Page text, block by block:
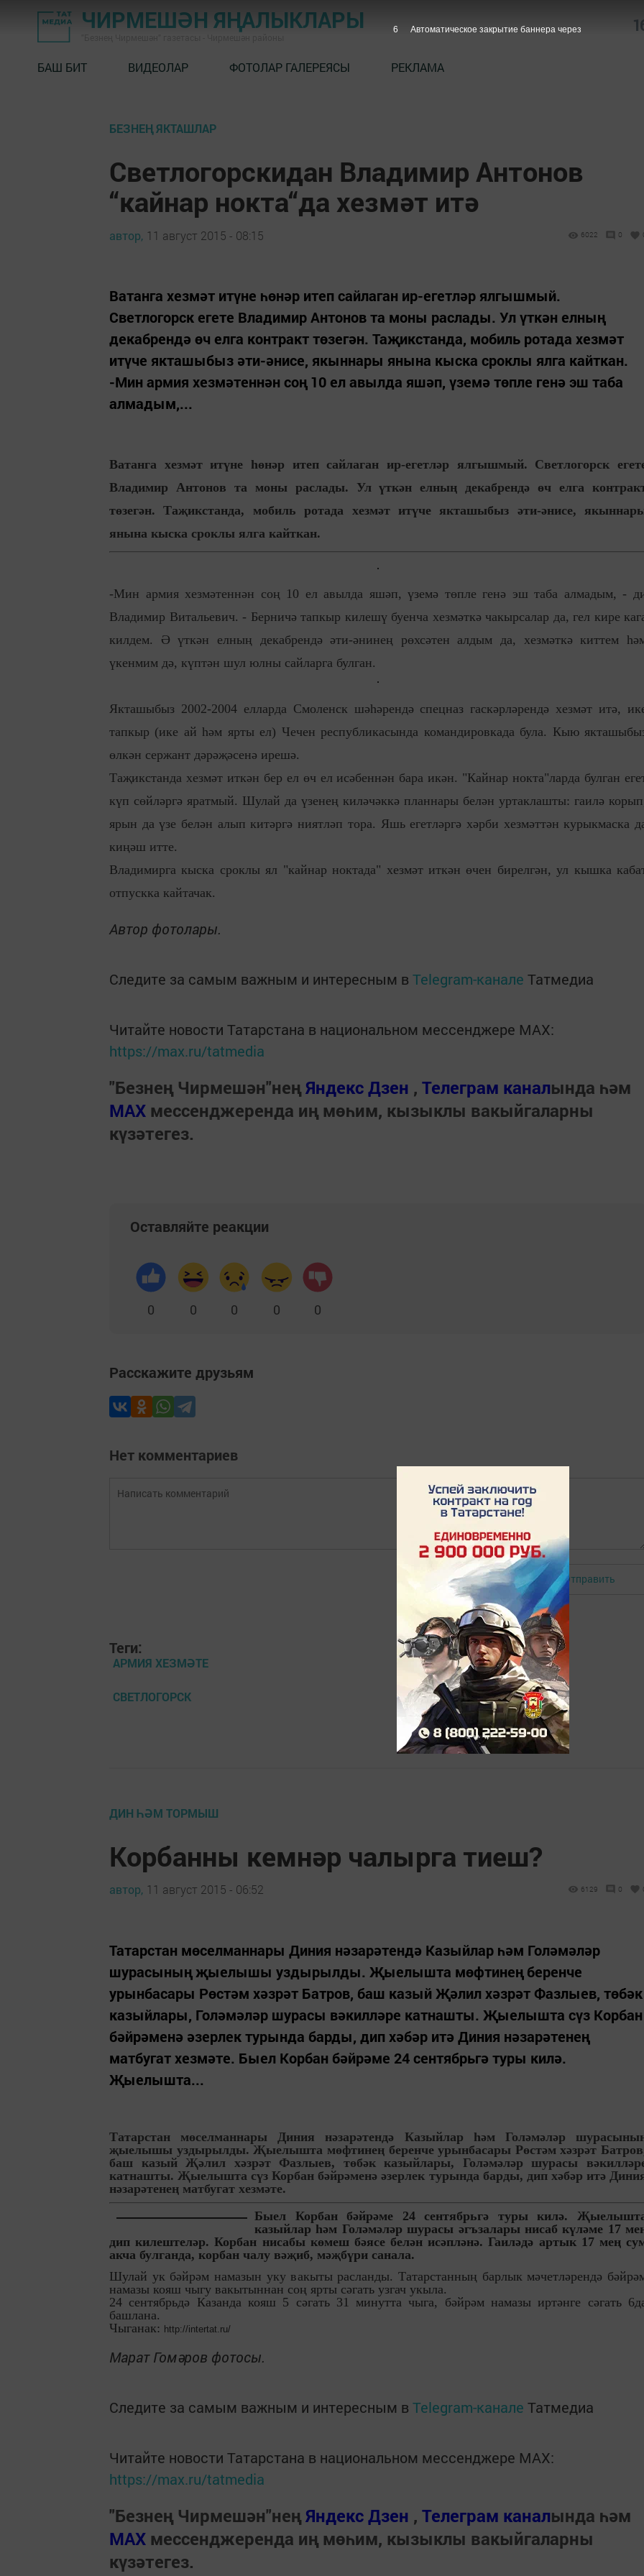
ЧИРМЕШӘН ЯҢАЛЫКЛАРЫ
БАШ БИТ ВИДЕОЛАР ФОТОЛАР ГАЛЕРЕЯСЫ РЕКЛАМА
БЕЗНЕҢ ЯКТАШЛАР
Светлогорскидан Владимир Антонов
“кайнар нокта“да хезмәт итә
автор, 11 август 2015 - 08:15 6022 0
Ватанга хезмәт итүне һөнәр итеп сайлаган ир-егетләр ялгышмый.
Светлогорск егете Владимир Антонов та моны раслады. Ул үткән елның
декабрендә өч елга контракт төзегән. Таҗикстанда, мобиль ротада хезмәт
итүче якташыбыз әти-әнисе, якыннары янына кыска сроклы ялга кайткан.
-Мин армия хезмәтеннән соң 10 ел авылда яшәп, үземә төпле генә эш таба
алмадым,...
Ватанга хезмәт итүне һөнәр итеп сайлаган ир-егетләр ялгышмый. Светлогорск
Владимир Антонов та моны раслады. Ул үткән елның декабрендә өч елга
төзегән. Таҗикстанда, мобиль ротада хезмәт итүче якташыбыз әти-әнисе,
янына кыска сроклы ялга кайткан.
-Мин армия хезмәтеннән соң 10 ел авылда яшәп, үземә төпле генә эш таба алмадым, -
Владимир Витальевич. - Берничә тапкыр килешү буенча хезмәткә чакырсалар да, гел кире
килдем. Ә үткән елның декабрендә әти-әнинең рөхсәтен алдым да, хезмәткә киттем
үкенмим дә, күптән шул юлны сайларга булган.
Якташыбыз 2002-2004 елларда Смоленск шәһәрендә спецназ гаскәрләрендә хезмәт итә,
тапкыр (ике ай һәм ярты ел) Чечен республикасында командировкада була. Кыю
өлкән сержант дәрәҗәсенә ирешә.
Таҗикстанда хезмәт иткән бер ел өч ел исәбеннән бара икән. "Кайнар нокта"ларда булган
күп сөйләргә яратмый. Шулай да үзенең киләчәккә планнары белән уртаклашты: гаилә
ярын да үзе белән алып китәргә ниятләп тора. Яшь егетләргә хәрби хезмәттән курыкмаска
киңәш итте.
Владимирга кыска сроклы ял "кайнар ноктада" хезмәт иткән өчен бирелгән, ул кышка
отпускка кайтачак.
Автор фотолары.
Следите за самым важным и интересным в Telegram-канале Татмедиа
Читайте новости Татарстана в национальном мессенджере MАХ:
https://max.ru/tatmedia
"Безнең Чирмешән"неңЯндекс Дзен , Телеграм каналында һәм
МАХ мессенджеренда иң мөһим, кызыклы вакыйгаларны
күзәтегез.
Оставляйте реакции
0 0 0 0 0
Расскажите друзьям
Нет комментариев
Авторизоваться Отправить
Теги:
АРМИЯ ХЕЗМӘТЕ
СВЕТЛОГОРСК
ДИН ҺӘМ ТОРМЫШ
Корбанны кемнәр чалырга тиеш?
автор, 11 август 2015 - 06:52 6129 0
Татарстан мөселманнары Диния нәзарәтендә Казыйлар һәм Голәмәләр
шурасының җыелышы уздырылды. Җыелышта мөфтинең беренче
урынбасары Рөстәм хәзрәт Батров, баш казый Җәлил хәзрәт Фазлыев, төбәк
казыйлары, Голәмәләр шурасы вәкилләре катнашты. Җыелышта сүз Корбан
бәйрәменә әзерлек турында барды, дип хәбәр итә Диния нәзарәтенең
матбугат хезмәте. Быел Корбан бәйрәме 24 сентябрьгә туры килә.
Җыелышта...
Татарстан мөселманнары Диния нәзарәтендә Казыйлар һәм Голәмәләр
җыелышы уздырылды. Җыелышта мөфтинең беренче урынбасары Рөстәм хәзрәт
баш казый Җәлил хәзрәт Фазлыев, төбәк казыйлары, Голәмәләр шурасы
катнашты. Җыелышта сүз Корбан бәйрәменә әзерлек турында барды, дип хәбәр итә
нәзарәтенең матбугат хезмәте.
Быел Корбан бәйрәме 24 сентябрьгә туры килә.
казыйлар һәм Голәмәләр шурасы әгъзалары нисаб күләме 17
дип килештеләр. Корбан нисабы көмеш бәясе белән исәпләнә. Гаиләдә артык 17 мең
акча булганда, корбан чалу вәҗиб, мәҗбүри санала.
Шулай ук бәйрәм намазын уку вакыты расланды. Татарстанның барлык мәчетләрендә
намазы кояш чыгу вакытыннан соң ярты сәгать узгач укыла.
24 сентябрьдә Казанда кояш 5 сәгать 31 минутта чыга, бәйрәм намазы иртәнге сәгать
башлана.
Чыганак: http://intertat.ru/
Марат Гомәров фотосы.
Следите за самым важным и интересным в Telegram-канале Татмедиа
Читайте новости Татарстана в национальном мессенджере MАХ:
https://max.ru/tatmedia
"Безнең Чирмешән"неңЯндекс Дзен , Телеграм каналында һәм
МАХ мессенджеренда иң мөһим, кызыклы вакыйгаларны
күзәтегез.
5 Автоматическое закрытие баннера через